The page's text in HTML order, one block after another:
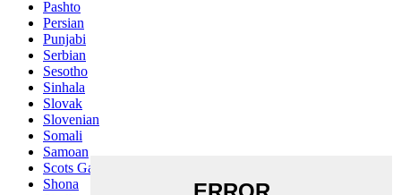
Pashto
Persian
Punjabi
Serbian
Sesotho
Sinhala
Slovak
Slovenian
Somali
Samoan
Scots Gaelic
Shona